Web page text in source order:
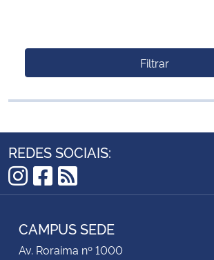
Filtrar
REDES SOCIAIS:
Instagram
Facebook
RSS
CAMPUS SEDE
Av. Roraima nº 1000